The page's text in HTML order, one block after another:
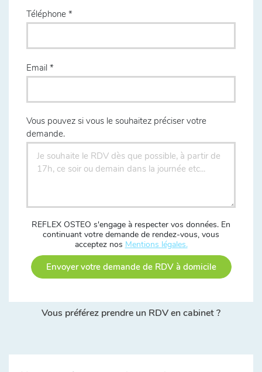
Téléphone
Email
Vous pouvez si vous le souhaitez préciser votre
demande.
REFLEX OSTEO s'engage à respecter vos données. En
continuant votre demande de rendez-vous, vous
acceptez nos Mentions légales.
Envoyer votre demande de RDV à domicile
Vous préférez prendre un RDV en cabinet ?